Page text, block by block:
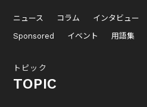
ニュース コラム インタビュー
Sponsored
イベント 用語集
トピック
TOPIC